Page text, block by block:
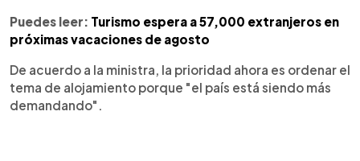
Puedes leer: Turismo espera a 57,000 extranjeros en
próximas vacaciones de agosto
De acuerdo a la ministra, la prioridad ahora es ordenar el
tema de alojamiento porque "el país está siendo más
demandando".